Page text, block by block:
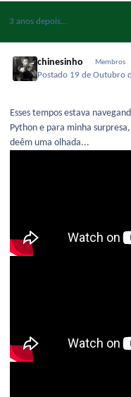
3 anos depois...
chinesinho Membros
Postado 19 de Outubro
Esses tempos estava
Python e para minha
deêm uma olhada...